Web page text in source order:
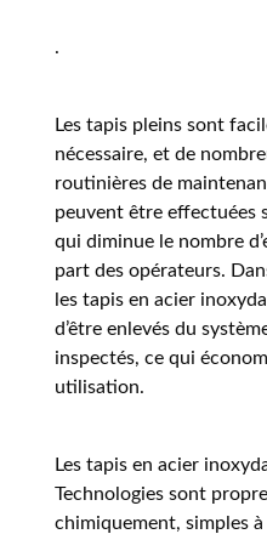
.
Les tapis pleins sont
nécessaire, et de
routinières de
peuvent être effectuées
qui diminue le nombre
part des opérateurs.
les tapis en acier
d’être enlevés du
inspectés, ce qui
utilisation.
Les tapis en acier
Technologies sont
chimiquement, simples